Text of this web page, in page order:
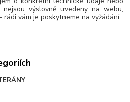
výslovně uvedeny na webu,
vám je poskytneme na vyžádání.